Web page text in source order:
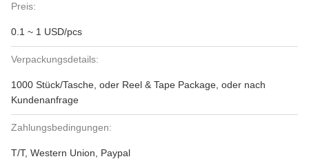
Preis:
0.1 ~ 1 USD/pcs
Verpackungsdetails:
1000 Stück/Tasche, oder Reel & Tape Package, oder nach
Kundenanfrage
Zahlungsbedingungen:
T/T, Western Union, Paypal